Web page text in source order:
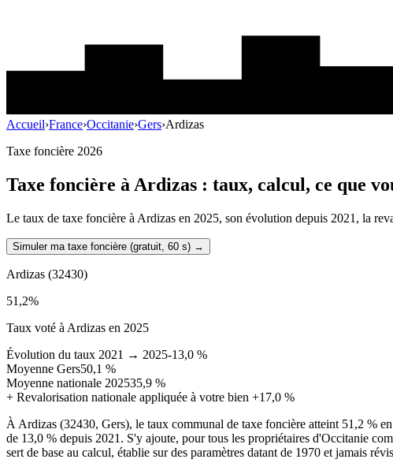
Accueil›France›Occitanie›Gers›Ardizas
Taxe foncière 2026
Taxe foncière à Ardizas : taux, calcul, ce que
Le taux de taxe foncière à Ardizas en 2025, son évolution depuis 2021, la
Simuler ma taxe foncière (gratuit, 60 s) →
Ardizas (32430)
51,2%
Taux voté à Ardizas en 2025
Évolution du taux 2021 → 2025-13,0 %
Moyenne Gers50,1 %
Moyenne nationale 202535,9 %
+ Revalorisation nationale appliquée à votre bien +17,0 %
À Ardizas (32430, Gers), le taux communal de taxe foncière atteint 51,2 %
de 13,0 % depuis 2021. S'y ajoute, pour tous les propriétaires d'Occitanie
sert de base au calcul, établie sur des paramètres datant de 1970 et jamais